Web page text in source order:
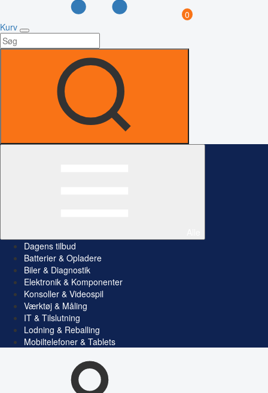
0
Kurv
Dagens tilbud
Batterier & Opladere
Biler & Diagnostik
Elektronik & Komponenter
Konsoller & Videospil
Værktøj & Måling
IT & Tilslutning
Lodning & Reballing
Mobiltelefoner & Tablets